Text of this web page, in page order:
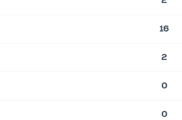
16
2
0
0